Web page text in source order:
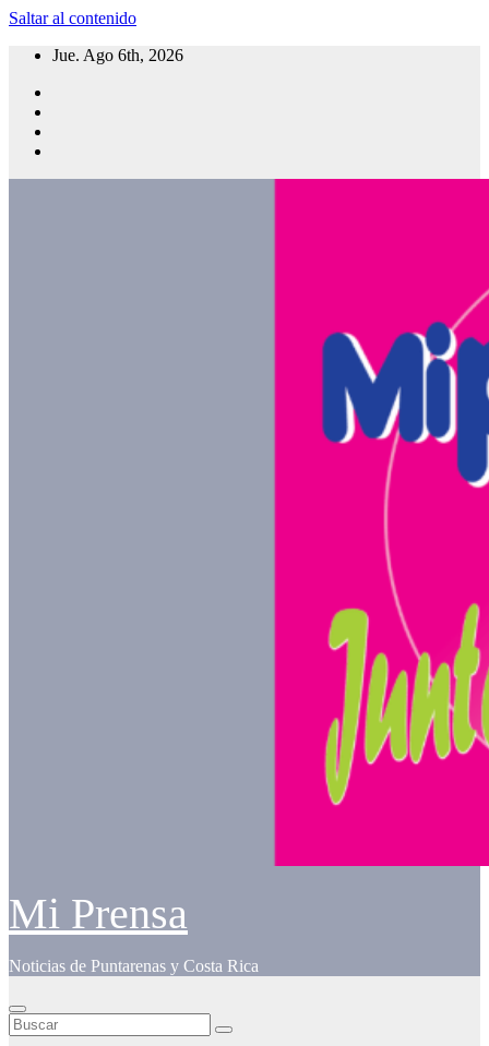
Saltar al contenido
Jue. Ago 6th, 2026
Mi Prensa
Noticias de Puntarenas y Costa Rica